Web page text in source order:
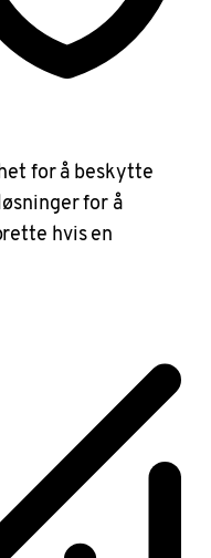
for å beskytte
for å
hvis en